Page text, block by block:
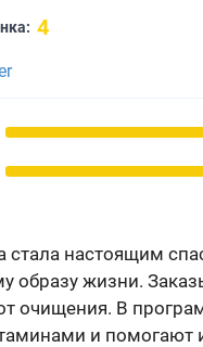
4
настоящим
образу жизни.
очищения. В
и помогают